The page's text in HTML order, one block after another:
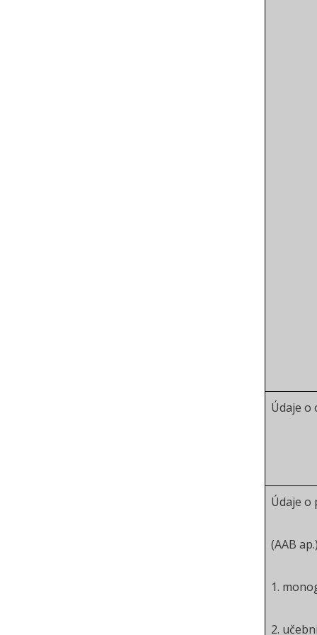
Údaje o
Údaje o
(AAB ap.)
1.
2.